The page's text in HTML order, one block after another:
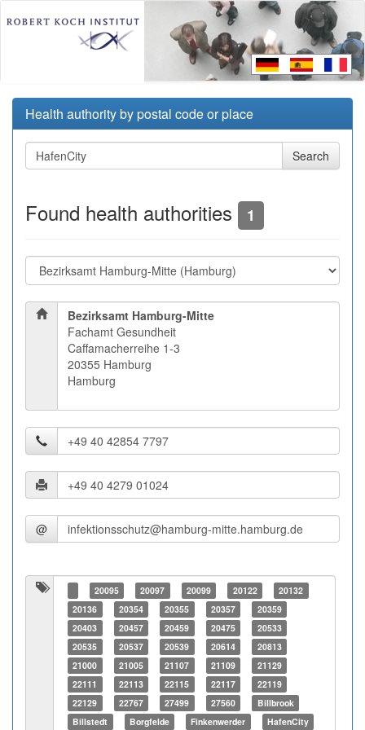
Health authority by postal code or place
Found health authorities 1
Bezirksamt Hamburg-Mitte
Fachamt Gesundheit
Caffamacherreihe 1-3
20355 Hamburg
Hamburg
@
20095 20097 20099 20122
20132
20136
20354 20355 20357
20359
20403
20457 20459 20475
20533
20535
20537 20539 20614
20813
21000
21005 21107 21109
21129
22111
22113 22115 22117
22119
22129
22767 27499 27560
Billbrook
Billstedt
Borgfelde Finkenwerder HafenCity